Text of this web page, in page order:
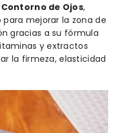
de Ojos,
mejorar la zona de
gracias a su fórmula
y extractos
la firmeza, elasticidad